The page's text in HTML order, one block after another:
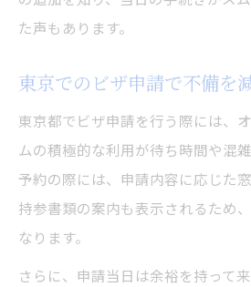
た声もあります。
東京でのビザ申請で不備を
東京都でビザ申請を行う際には、
ムの積極的な利用が待ち時間や混
予約の際には、申請内容に応じた
持参書類の案内も表示されるため
なります。
さらに、申請当日は余裕を持って